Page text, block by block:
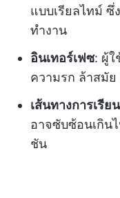
แบบเรียลไทม์ ซึ่
ทำงาน
อินเทอร์เฟซ: ผู้ใ
ความรก ล้าสมัย
เส้นทางการเรีย
อาจซับซ้อนเกิน
ชัน